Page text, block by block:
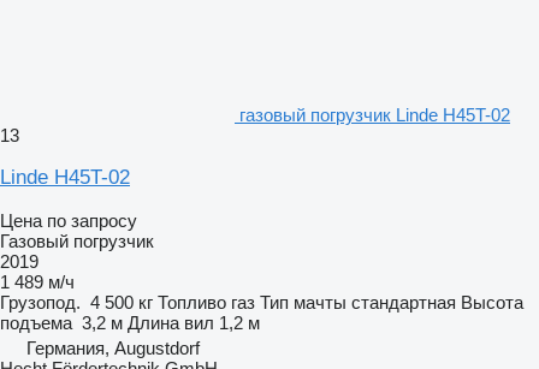
газовый погрузчик Linde H45T-02
13
Linde H45T-02
Цена по запросу
Газовый погрузчик
2019
1 489 м/ч
Грузопод. 4 500 кг Топливо газ Тип мачты стандартная Высота
подъема 3,2 м Длина вил 1,2 м
Германия, Augustdorf